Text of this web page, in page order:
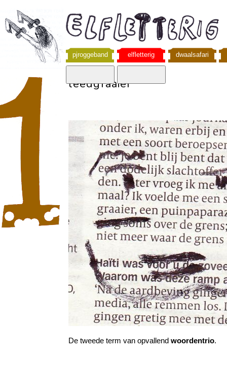
pjroggeband elfletterig dwaalsafari
leedgraaier
De tweede term van opvallend woordentrio.